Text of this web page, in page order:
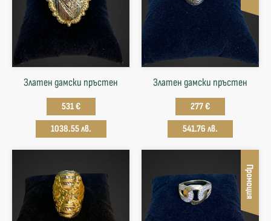
Златен дамски пръстен
531 €
1038.55 лв.
Златен дамски пръстен
277 €
541.76 лв.
Промоция